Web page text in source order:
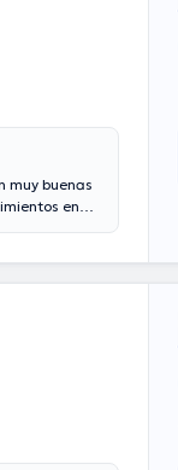
muy buenas
en